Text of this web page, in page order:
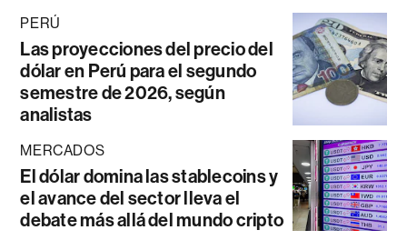
PERÚ
Las proyecciones del precio del
dólar en Perú para el segundo
semestre de 2026, según
analistas
MERCADOS
El dólar domina las stablecoins y
el avance del sector lleva el
debate más allá del mundo cripto